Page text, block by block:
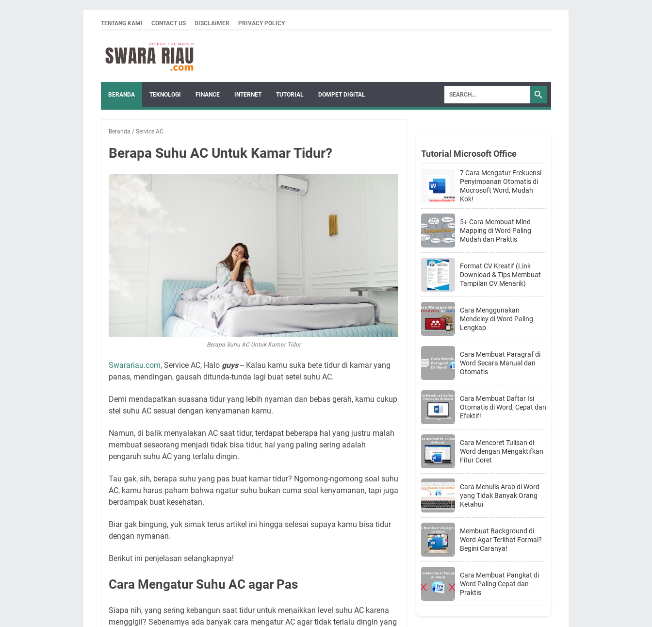
TENTANG KAMI CONTACT US DISCLAIMER PRIVACY POLICY
BERANDA TEKNOLOGI FINANCE INTERNET TUTORIAL DOMPET DIGITAL
Beranda / Service AC
Berapa Suhu AC Untuk Kamar Tidur?
Berapa Suhu AC Untuk Kamar Tidur
Swarariau.com, Service AC, Halo guys-- Kalau kamu suka bete tidur di kamar yang
panas, mendingan, gausah ditunda-tunda lagi buat setel suhu AC.
Demi mendapatkan suasana tidur yang lebih nyaman dan bebas gerah, kamu cukup
stel suhu AC sesuai dengan kenyamanan kamu.
Namun, di balik menyalakan AC saat tidur, terdapat beberapa hal yang justru malah
membuat seseorang menjadi tidak bisa tidur, hal yang paling sering adalah
pengaruh suhu AC yang terlalu dingin.
Tau gak, sih, berapa suhu yang pas buat kamar tidur? Ngomong-ngomong soal suhu
AC, kamu harus paham bahwa ngatur suhu bukan cuma soal kenyamanan, tapi juga
berdampak buat kesehatan.
Biar gak bingung, yuk simak terus artikel ini hingga selesai supaya kamu bisa tidur
dengan nymanan.
Berikut ini penjelasan selangkapnya!
Cara Mengatur Suhu AC agar Pas
Siapa nih, yang sering kebangun saat tidur untuk menaikkan level suhu AC karena
menggigil? Sebenarnya ada banyak cara mengatur AC agar tidak terlalu dingin yang
Tutorial Microsoft Office
7 Cara Mengatur Frekuensi
Penyimpanan Otomatis di
Mocrosoft Word, Mudah
Kok!
5+ Cara Membuat Mind
Mapping di Word Paling
Mudah dan Praktis
Format CV Kreatif (Link
Download & Tips Membuat
Tampilan CV Menarik)
Cara Menggunakan
Mendeley di Word Paling
Lengkap
Cara Membuat Paragraf di
Word Secara Manual dan
Otomatis
Cara Membuat Daftar Isi
Otomatis di Word, Cepat dan
Efektif!
Cara Mencoret Tulisan di
Word dengan Mengaktifkan
Fitur Coret
Cara Menulis Arab di Word
yang Tidak Banyak Orang
Ketahui
Membuat Background di
Word Agar Terlihat Formal?
Begini Caranya!
Cara Membuat Pangkat di
Word Paling Cepat dan
Praktis